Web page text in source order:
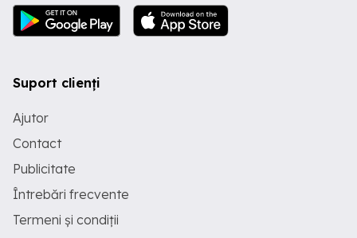
Suport clienți
Ajutor
Contact
Publicitate
Întrebări frecvente
Termeni și condiții